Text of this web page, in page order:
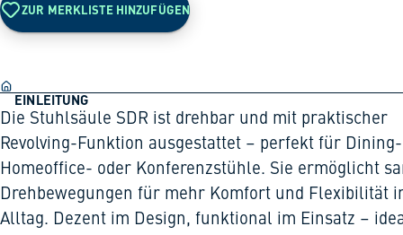
ZUR MERKLISTE HINZUFÜGEN
EINLEITUNG
Die Stuhlsäule SDR ist drehbar und mit praktischer
Revolving-Funktion ausgestattet – perfekt für
Homeoffice- oder Konferenzstühle. Sie ermöglicht
Drehbewegungen für mehr Komfort und Flexibilität
Alltag. Dezent im Design, funktional im Einsatz –